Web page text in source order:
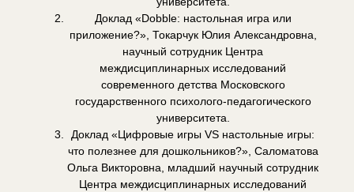
Доклад «Dobble: настольная игра или
приложение?», Токарчук Юлия Александровна,
научный сотрудник Центра
междисциплинарных исследований
современного детства Московского
государственного психолого-педагогического
университета.
Доклад «Цифровые игры VS настольные игры:
что полезнее для дошкольников?», Саломатова
Ольга Викторовна, младший научный сотрудник
Центра междисциплинарных исследований